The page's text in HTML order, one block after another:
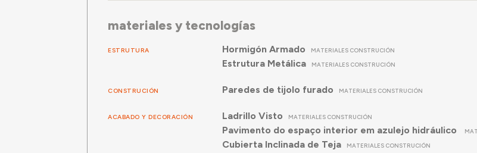
materiales y tecnologías
ESTRUTURA Hormigón Armado MATERIALES CONSTRUCIÓN
Estrutura Metálica MATERIALES CONSTRUCIÓN
CONSTRUCIÓN Paredes de tijolo furado MATERIALES CONSTRUCIÓN
ACABADO Y DECORACIÓN Ladrillo Visto MATERIALES CONSTRUCIÓN
Pavimento do espaço interior em azulejo hidráulico
Cubierta Inclinada de Teja MATERIALES CONSTRUCIÓN